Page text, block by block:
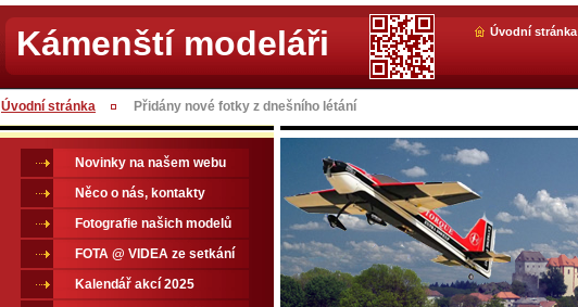
Kámenští modeláři Úvodní stránka
Úvodní stránka Přidány nové fotky z dnešního létání
Novinky na našem webu
Něco o nás, kontakty
Fotografie našich modelů
FOTA @ VIDEA ze setkání
Kalendář akcí 2025